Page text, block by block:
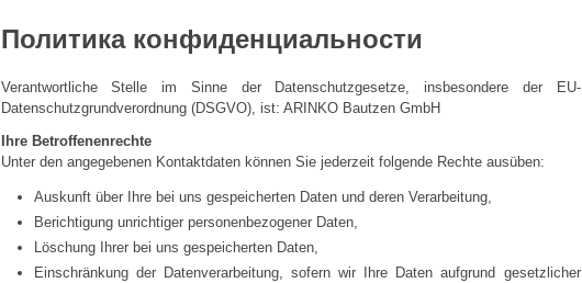
Политика конфиденциальности
Verantwortliche Stelle im Sinne der Datenschutzgesetze, insbesondere der EU-
Datenschutzgrundverordnung (DSGVO), ist: ARINKO Bautzen GmbH
Ihre Betroffenenrechte
Unter den angegebenen Kontaktdaten können Sie jederzeit folgende Rechte ausüben:
Auskunft über Ihre bei uns gespeicherten Daten und deren Verarbeitung,
Berichtigung unrichtiger personenbezogener Daten,
Löschung Ihrer bei uns gespeicherten Daten,
Einschränkung der Datenverarbeitung, sofern wir Ihre Daten aufgrund gesetzlicher